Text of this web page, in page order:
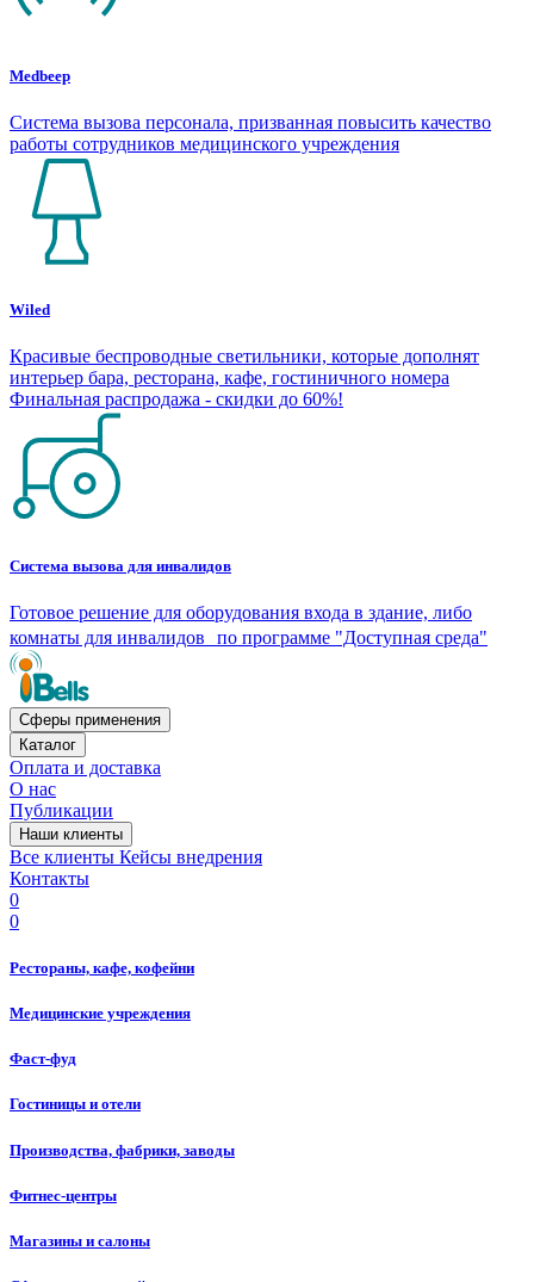
Medbeep
Система вызова персонала, призванная повысить качество
работы сотрудников медицинского учреждения
Wiled
Красивые беспроводные светильники, которые дополнят
интерьер бара, ресторана, кафе, гостиничного номера
Финальная распродажа - скидки до 60%!
Система вызова для инвалидов
Готовое решение для оборудования входа в здание, либо
комнаты для инвалидов по программе "Доступная среда"
Сферы применения
Каталог
Оплата и доставка
О нас
Публикации
Наши клиенты
Все клиенты Кейсы внедрения
Контакты
0
0
Рестораны, кафе, кофейни
Медицинские учреждения
Фаст-фуд
Гостиницы и отели
Производства, фабрики, заводы
Фитнес-центры
Магазины и салоны